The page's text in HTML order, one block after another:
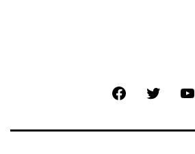
FacebookTwitter